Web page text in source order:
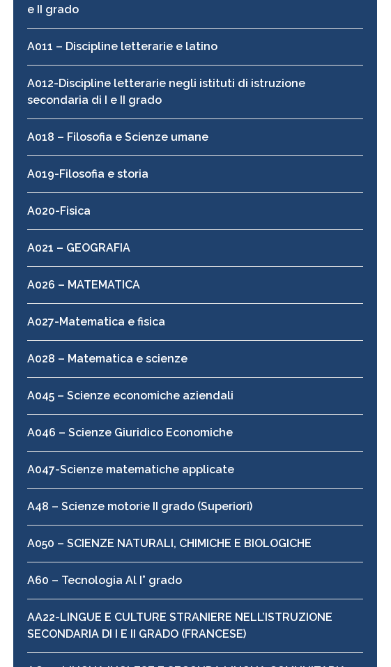
e II grado
A011 – Discipline letterarie e latino
A012-Discipline letterarie negli istituti di istruzione
secondaria di I e II grado
A018 – Filosofia e Scienze umane
A019-Filosofia e storia
A020-Fisica
A021 – GEOGRAFIA
A026 – MATEMATICA
A027-Matematica e fisica
A028 – Matematica e scienze
A045 – Scienze economiche aziendali
A046 – Scienze Giuridico Economiche
A047-Scienze matematiche applicate
A48 – Scienze motorie II grado (Superiori)
A050 – SCIENZE NATURALI, CHIMICHE E BIOLOGICHE
A60 – Tecnologia Al I° grado
AA22-LINGUE E CULTURE STRANIERE NELL’ISTRUZIONE
SECONDARIA DI I E II GRADO (FRANCESE)